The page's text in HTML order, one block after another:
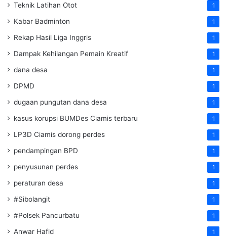
Teknik Latihan Otot 1
Kabar Badminton 1
Rekap Hasil Liga Inggris 1
Dampak Kehilangan Pemain Kreatif 1
dana desa 1
DPMD 1
dugaan pungutan dana desa 1
kasus korupsi BUMDes Ciamis terbaru 1
LP3D Ciamis dorong perdes 1
pendampingan BPD 1
penyusunan perdes 1
peraturan desa 1
#Sibolangit 1
#Polsek Pancurbatu 1
Anwar Hafid 1